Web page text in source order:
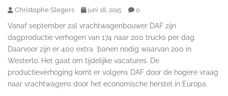
Christophe Slegers juni 18, 2015 0
Vanaf september zal vrachtwagenbouwer DAF zijn
dagproductie verhogen van 174 naar 200 trucks per dag.
Daarvoor zijn er 400 extra banen nodig waarvan 200 in
Westerlo. Het gaat om tijdelijke vacatures. De
productieverhoging komt er volgens DAF door de hogere vraag
naar vrachtwagens door het economische herstel in Europa.